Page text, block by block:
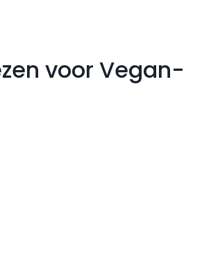
voor Vegan-